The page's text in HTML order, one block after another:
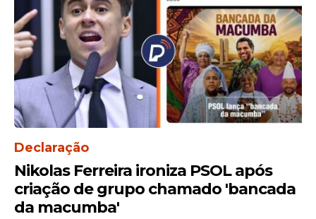
Declaração
Nikolas Ferreira ironiza PSOL após
criação de grupo chamado 'bancada
da macumba'